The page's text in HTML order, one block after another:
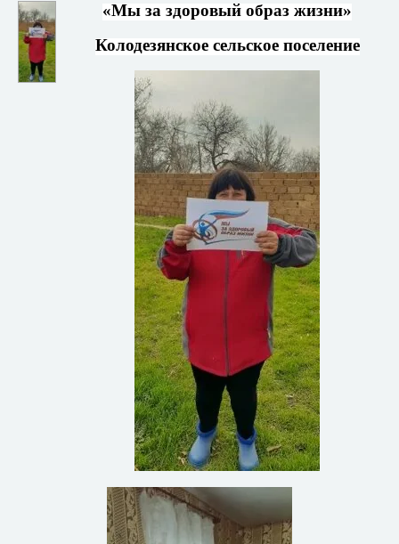
«Мы за здоровый образ жизни»
Колодезянское сельское поселение